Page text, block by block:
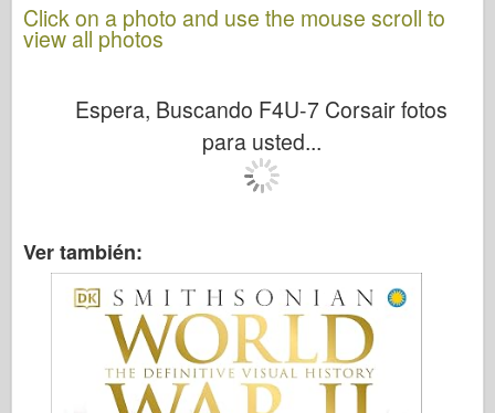
Click on a photo and use the mouse scroll to
view all photos
Espera, Buscando F4U-7 Corsair fotos
para usted...
Ver también: